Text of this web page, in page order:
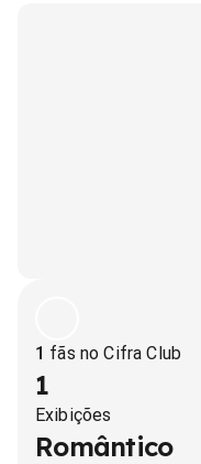
1 fãs no Cifra Club
1
Exibições
Romântico